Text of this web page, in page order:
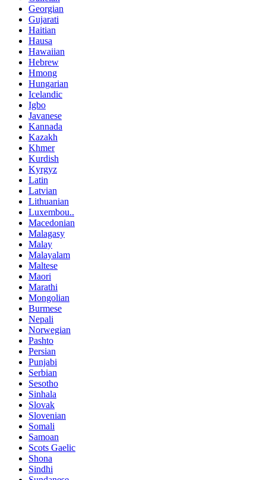
Georgian
Gujarati
Haitian
Hausa
Hawaiian
Hebrew
Hmong
Hungarian
Icelandic
Igbo
Javanese
Kannada
Kazakh
Khmer
Kurdish
Kyrgyz
Latin
Latvian
Lithuanian
Luxembou..
Macedonian
Malagasy
Malay
Malayalam
Maltese
Maori
Marathi
Mongolian
Burmese
Nepali
Norwegian
Pashto
Persian
Punjabi
Serbian
Sesotho
Sinhala
Slovak
Slovenian
Somali
Samoan
Scots Gaelic
Shona
Sindhi